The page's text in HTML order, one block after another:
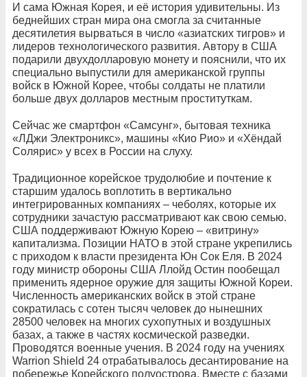
И сама Южная Корея, и её история удивительны. Из
беднейших стран мира она смогла за считанные
десятилетия вырваться в число «азиатских тигров» и
лидеров технологического развития. Автору в США
подарили двухдолларовую монету и пояснили, что их
специально выпустили для американской группы
войск в Южной Корее, чтобы солдаты не платили
больше двух долларов местным проституткам.
Сейчас же смартфон «Самсунг», бытовая техника
«ЛДжи Электроникс», машины «Кио Рио» и «Хёндай
Солярис» у всех в России на слуху.
Традиционное корейское трудолюбие и почтение к
старшим удалось воплотить в вертикально
интегрированных компаниях – чеболях, которые их
сотрудники зачастую рассматривают как свою семью.
США поддерживают Южную Корею – «витрину»
капитализма. Позиции НАТО в этой стране укрепились
с приходом к власти президента Юн Сок Еля. В 2024
году министр обороны США Ллойд Остин пообещал
применить ядерное оружие для защиты Южной Кореи.
Численность американских войск в этой стране
сократилась с сотен тысяч человек до нынешних
28500 человек на многих сухопутных и воздушных
базах, а также в частях космической разведки.
Проводятся военные учения. В 2024 году на учениях
Warrion Shield 24 отрабатывалось десантирование на
побережье Корейского полуострова. Вместе с базами